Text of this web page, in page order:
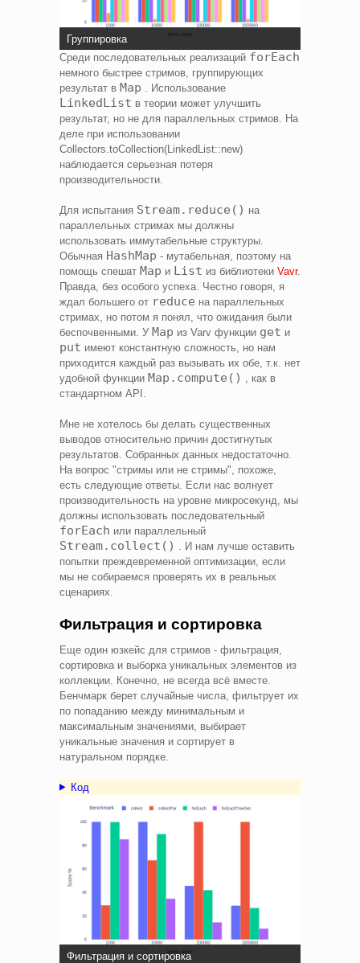
Группировка
Среди последовательных реализаций forEach
немного быстрее стримов, группирующих
результат в Map . Использование
LinkedList в теории может улучшить
результат, но не для параллельных стримов. На
деле при использовании
Collectors.toCollection(LinkedList::new)
наблюдается серьезная потеря
производительности.
Для испытания Stream.reduce() на
параллельных стримах мы должны
использовать иммутабельные структуры.
Обычная HashMap - мутабельная, поэтому на
помощь спешат Map и List из библиотеки Vavr.
Правда, без особого успеха. Честно говоря, я
ждал большего от reduce на параллельных
стримах, но потом я понял, что ожидания были
беспочвенными. У Map из Varv функции get и
put имеют константную сложность, но нам
приходится каждый раз вызывать их обе, т.к. нет
удобной функции Map.compute()
, как в
стандартном API.
Мне не хотелось бы делать существенных
выводов относительно причин достигнутых
результатов. Собранных данных недостаточно.
На вопрос "стримы или не стримы", похоже,
есть следующие ответы. Если нас волнует
производительность на уровне микросекунд, мы
должны использовать последовательный
forEach или параллельный
Stream.collect()
. И нам лучше оставить
попытки преждевременной оптимизации, если
мы не собираемся проверять их в реальных
сценариях.
Фильтрация и сортировка
Еще один юзкейс для стримов - фильтрация,
сортировка и выборка уникальных элементов из
коллекции. Конечно, не всегда всё вместе.
Бенчмарк берет случайные числа, фильтрует их
по попаданию между минимальным и
максимальным значениями, выбирает
уникальные значения и сортирует в
натуральном порядке.
Код
Фильтрация и сортировка